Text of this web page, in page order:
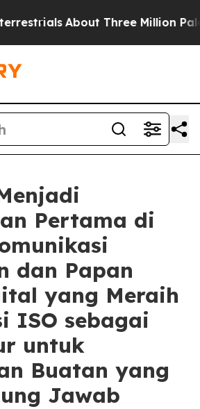
About Three Million
Pertama di
dan Papan
yang Meraih
ISO sebagai
untuk
Buatan yang
Jawab